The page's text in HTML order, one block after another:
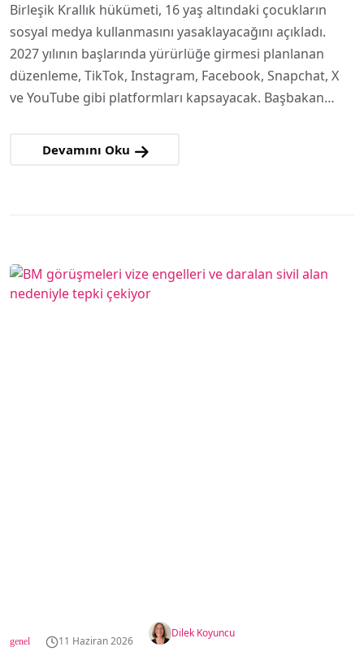
Birleşik Krallık hükümeti, 16 yaş altındaki çocukların
sosyal medya kullanmasını yasaklayacağını açıkladı.
2027 yılının başlarında yürürlüğe girmesi planlanan
düzenleme, TikTok, Instagram, Facebook, Snapchat, X
ve YouTube gibi platformları kapsayacak. Başbakan…
Devamını Oku
genel 11 Haziran 2026
Dilek Koyuncu